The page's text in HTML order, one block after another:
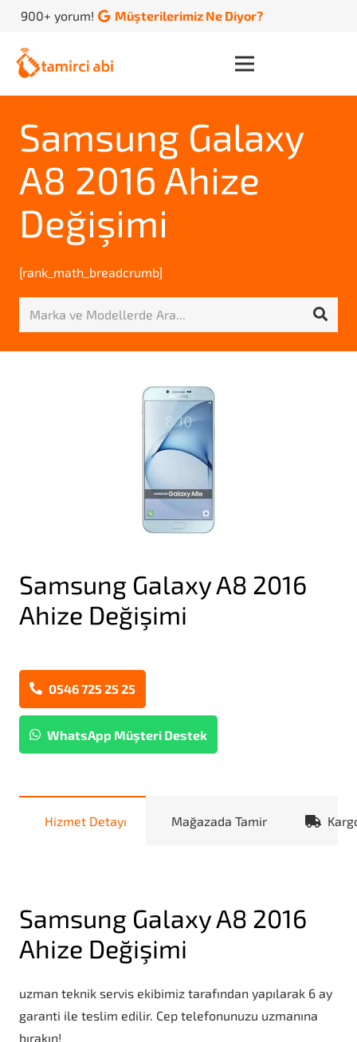
900+ yorum! Müşterilerimiz Ne Diyor?
Samsung Galaxy
A8 2016 Ahize
Değişimi
[rank_math_breadcrumb]
Samsung Galaxy A8 2016
Ahize Değişimi
0546 725 25 25
WhatsApp Müşteri Destek
Hizmet Detayı Mağazada Tamir
Samsung Galaxy A8 2016
Ahize Değişimi
uzman teknik servis ekibimiz tarafından yapılarak 6 ay
garanti ile teslim edilir. Cep telefonunuzu uzmanına
bırakın!